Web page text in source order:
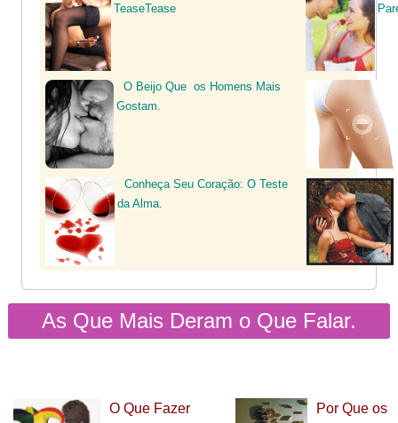
TeaseTease
O Beijo Que os Homens Mais
Gostam.
Conheça Seu Coração: O Teste
da Alma.
As Que Mais Deram o Que Falar.
O Que Fazer
Por Que os